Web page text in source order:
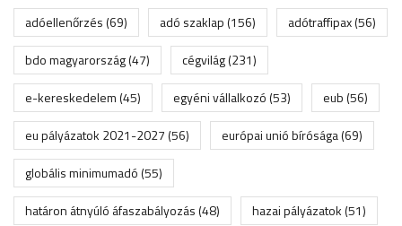
adóellenőrzés(69) adó szaklap(156) adótraffipax(56)
bdo magyarország(47) cégvilág(231)
e-kereskedelem(45) egyéni vállalkozó(53) eub(56)
eu pályázatok 2021-2027(56) európai unió bírósága(69)
globális minimumadó(55)
határon átnyúló áfaszabályozás(48) hazai pályázatok(51)